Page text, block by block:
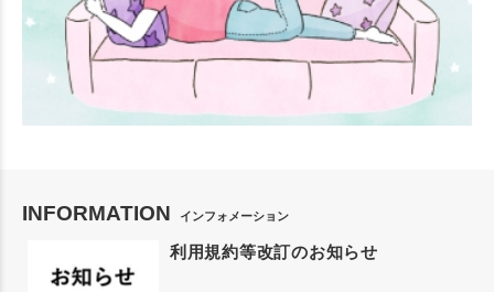
INFORMATION インフォメーション
利用規約等改訂のお知らせ